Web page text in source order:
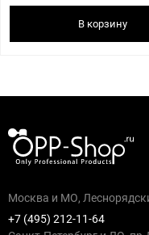
В корзину
Москва и МО,
+7 (495) 212-11-64